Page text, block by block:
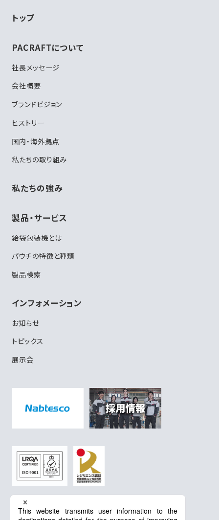
トップ
PACRAFTについて
社長メッセージ
会社概要
ブランドビジョン
ヒストリー
国内・海外拠点
私たちの取り組み
私たちの強み
製品・サービス
給袋包装機とは
パウチの特徴と種類
製品検索
インフォメーション
お知らせ
トピックス
展示会
プライバシーポリシー